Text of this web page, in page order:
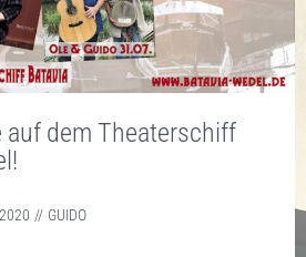
auf dem Theaterschiff
GUIDO